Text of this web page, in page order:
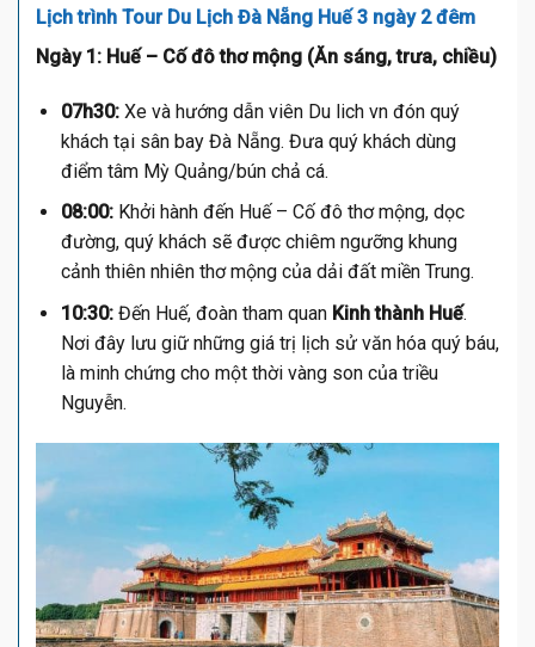
Lịch trình Tour Du Lịch Đà Nẵng Huế 3 ngày 2 đêm
Ngày 1: Huế – Cố đô thơ mộng (Ăn sáng, trưa, chiều)
07h30:Xe và hướng dẫn viên Du lich vn đón quý
khách tại sân bay Đà Nẵng. Đưa quý khách dùng
điểm tâm Mỳ Quảng/bún chả cá.
08:00:Khởi hành đến Huế – Cố đô thơ mộng, dọc
đường, quý khách sẽ được chiêm ngưỡng khung
cảnh thiên nhiên thơ mộng của dải đất miền Trung.
10:30:Đến Huế, đoàn tham quan Kinh thành Huế.
Nơi đây lưu giữ những giá trị lịch sử văn hóa quý báu,
là minh chứng cho một thời vàng son của triều
Nguyễn.